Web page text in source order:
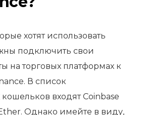
хотят использовать
подключить свои
на торговых платформах к
В список
входят Coinbase
Однако имейте в виду,